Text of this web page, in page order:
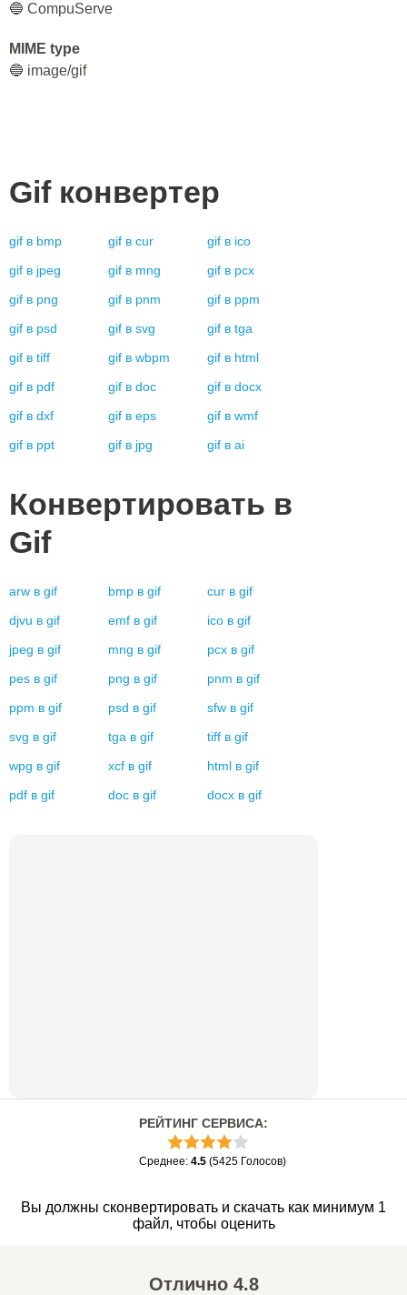
🔵 CompuServe
MIME type
🔵 image/gif
Gif конвертер
gif в bmp gif в cur gif в ico
gif в jpeg gif в mng gif в pcx
gif в png gif в pnm gif в ppm
gif в psd gif в svg gif в tga
gif в tiff gif в wbpm gif в html
gif в pdf gif в doc gif в docx
gif в dxf gif в eps gif в wmf
gif в ppt gif в jpg gif в ai
Конвертировать в
Gif
arw в gif bmp в gif cur в gif
djvu в gif emf в gif ico в gif
jpeg в gif mng в gif pcx в gif
pes в gif png в gif pnm в gif
ppm в gif psd в gif sfw в gif
svg в gif tga в gif tiff в gif
wpg в gif xcf в gif html в gif
pdf в gif doc в gif docx в gif
РЕЙТИНГ СЕРВИСА:
Среднее: 4.5 (5425 Голосов)
Вы должны сконвертировать и скачать как минимум 1
файл, чтобы оценить
Отлично4.8